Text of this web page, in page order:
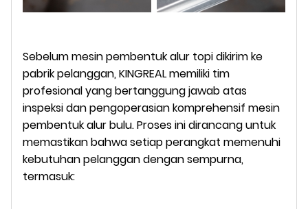
Sebelum mesin pembentuk alur topi dikirim ke
pabrik pelanggan, KINGREAL memiliki tim
profesional yang bertanggung jawab atas
inspeksi dan pengoperasian komprehensif mesin
pembentuk alur bulu. Proses ini dirancang untuk
memastikan bahwa setiap perangkat memenuhi
kebutuhan pelanggan dengan sempurna,
termasuk: